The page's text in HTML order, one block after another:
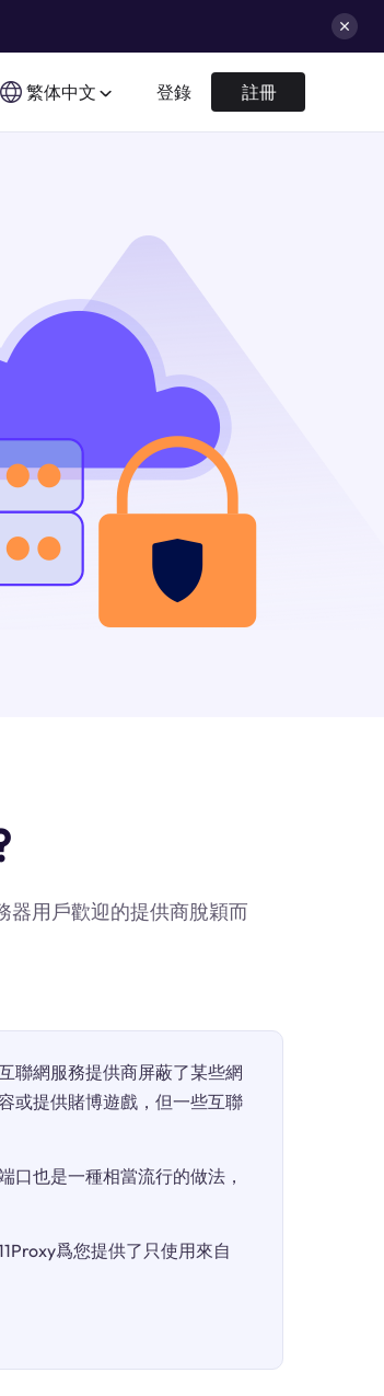
繁体中文 登錄 註冊
器用戶歡迎的提供商脫穎而
聯網服務提供商屏蔽了某些網
或提供賭博遊戲，但一些互聯
口也是一種相當流行的做法，
爲您提供了只使用來自